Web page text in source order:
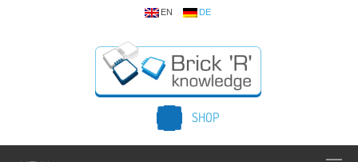
EN DE
SHOP